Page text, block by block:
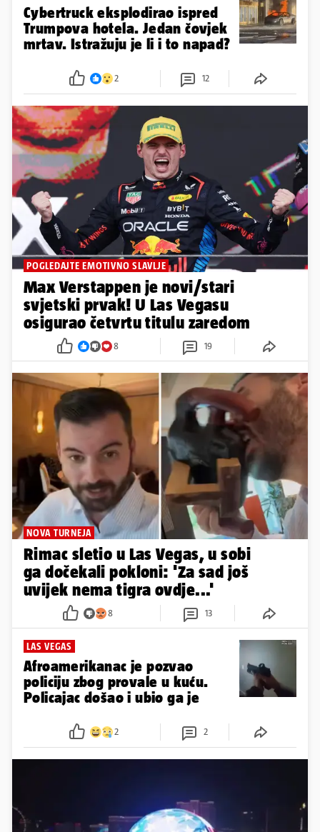
Cybertruck eksplodirao ispred
Trumpova hotela. Jedan čovjek
mrtav. Istražuju je li i to napad?
2 12
POGLEDAJTE EMOTIVNO SLAVLJE
Max Verstappen je novi/stari
svjetski prvak! U Las Vegasu
osigurao četvrtu titulu zaredom
8 19
NOVA TURNEJA
Rimac sletio u Las Vegas, u sobi
ga dočekali pokloni: 'Za sad još
uvijek nema tigra ovdje...'
8 13
LAS VEGAS
Afroamerikanac je pozvao
policiju zbog provale u kuću.
Policajac došao i ubio ga je
2 2